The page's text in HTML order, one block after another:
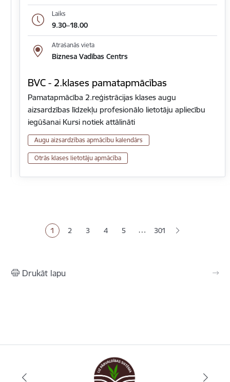
Laiks
9.30–18.00
Atrašanās vieta
Biznesa Vadības Centrs
BVC - 2.klases pamatapmācības
Pamatapmācība 2.reģistrācijas klases augu
aizsardzības līdzekļu profesionālo lietotāju apliecību
iegūšanai Kursi notiek attālināti
Augu aizsardzības apmācību kalendārs
Otrās klases lietotāju apmācība
Pašreizējā lapa
1 Lapa
2 Lapa
3 Lapa
4 Lapa
5 … 301
Drukāt lapu